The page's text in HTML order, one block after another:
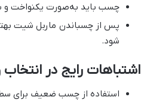
چسب باید به‌صورت یکنواخت و
شود.
اشتباهات رایج در
استفاده از چسب ضعیف برای